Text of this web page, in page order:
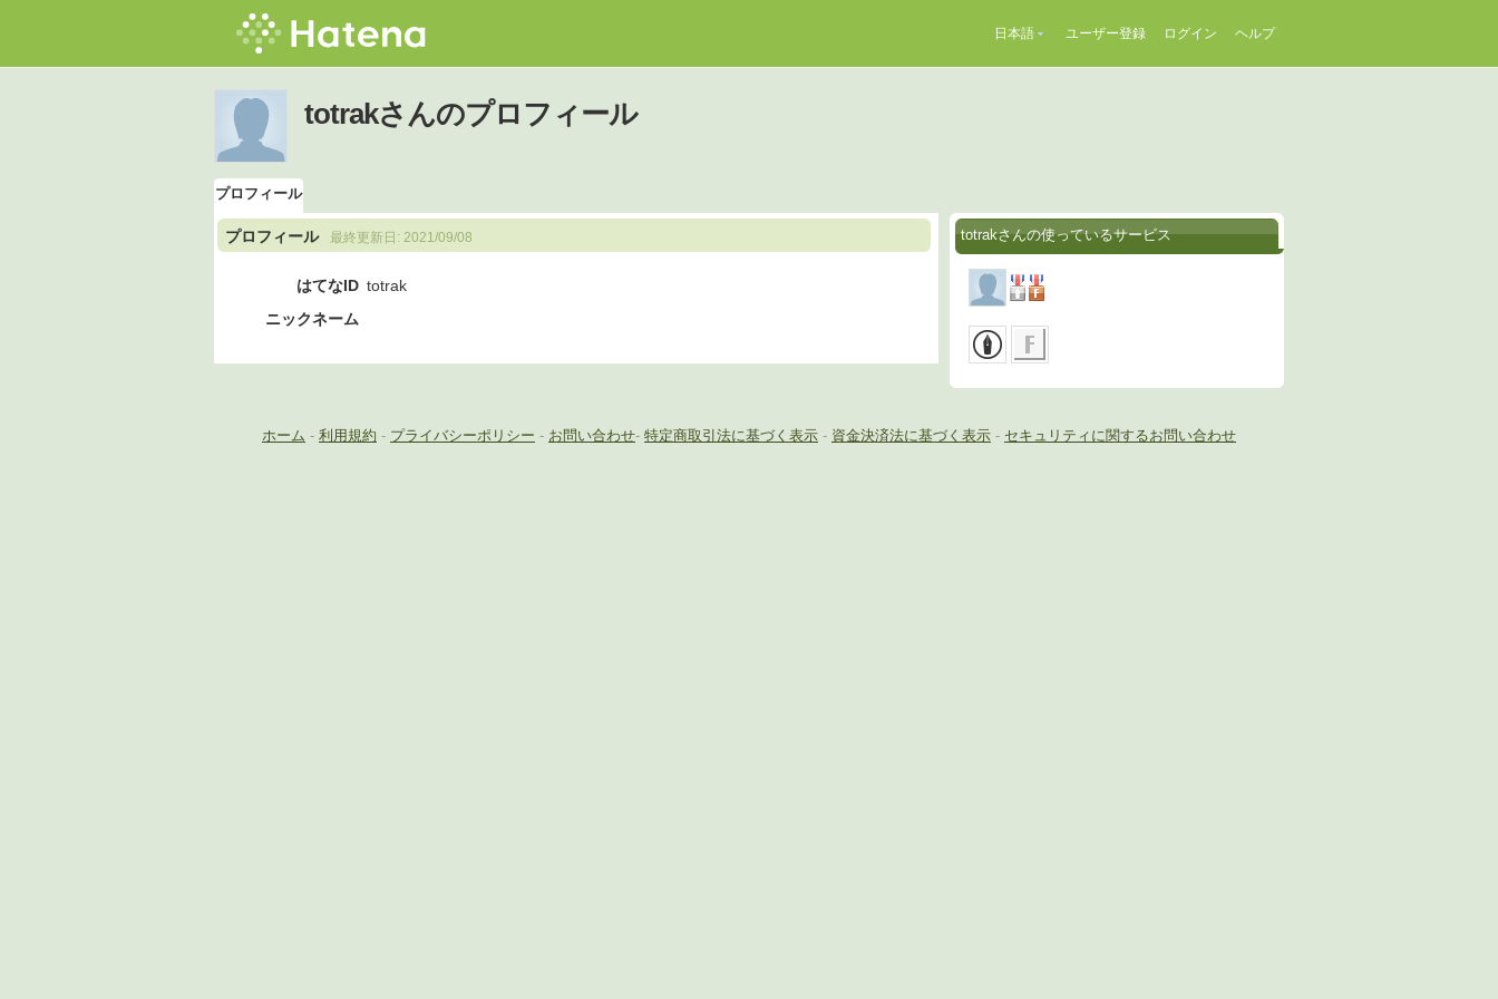
日本語 ユーザー登録 ログイン ヘルプ
totrakさんのプロフィール
プロフィール
プロフィール 最終更新日: 2021/09/08
はてなID totrak
ニックネーム
totrakさんの使っているサービス
ホーム - 利用規約 - プライバシーポリシー - お問い合わせ- 特定商取引法に基づく表示 - 資金決済法に基づく表示 - セキュリティに関するお問い合わせ